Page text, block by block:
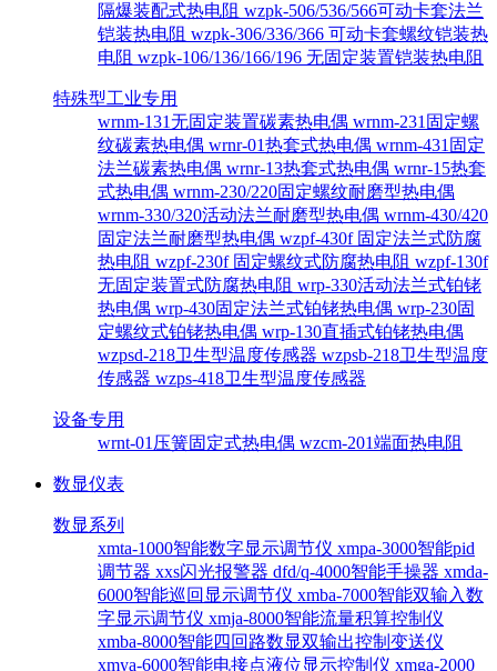
隔爆装配式热电阻 wzpk-506/536/566可动卡套法兰
铠装热电阻 wzpk-306/336/366 可动卡套螺纹铠装热
电阻 wzpk-106/136/166/196 无固定装置铠装热电阻
特殊型工业专用
wrnm-131无固定装置碳素热电偶 wrnm-231固定螺
纹碳素热电偶 wrnr-01热套式热电偶 wrnm-431固定
法兰碳素热电偶 wrnr-13热套式热电偶 wrnr-15热套
式热电偶 wrnm-230/220固定螺纹耐磨型热电偶
wrnm-330/320活动法兰耐磨型热电偶 wrnm-430/420
固定法兰耐磨型热电偶 wzpf-430f 固定法兰式防腐
热电阻 wzpf-230f 固定螺纹式防腐热电阻 wzpf-130f
无固定装置式防腐热电阻 wrp-330活动法兰式铂铑
热电偶 wrp-430固定法兰式铂铑热电偶 wrp-230固
定螺纹式铂铑热电偶 wrp-130直插式铂铑热电偶
wzpsd-218卫生型温度传感器 wzpsb-218卫生型温度
传感器 wzps-418卫生型温度传感器
设备专用
wrnt-01压簧固定式热电偶 wzcm-201端面热电阻
数显仪表
数显系列
xmta-1000智能数字显示调节仪 xmpa-3000智能pid
调节器 xxs闪光报警器 dfd/q-4000智能手操器 xmda-
6000智能巡回显示调节仪 xmba-7000智能双输入数
字显示调节仪 xmja-8000智能流量积算控制仪
xmba-8000智能四回路数显双输出控制变送仪
xmya-6000智能电接点液位显示控制仪 xmga-2000